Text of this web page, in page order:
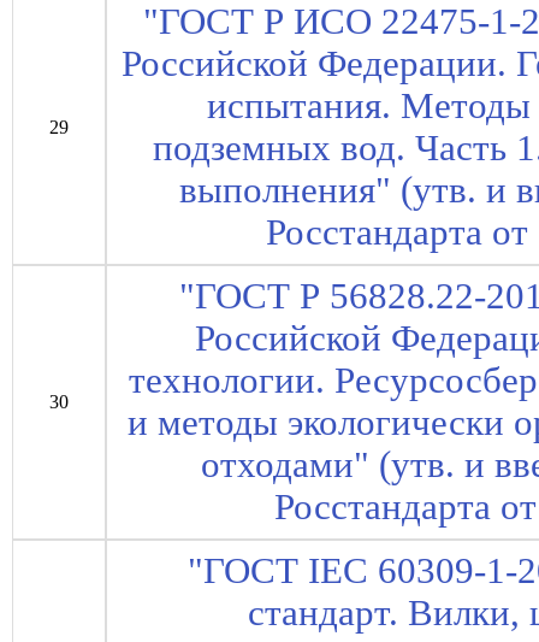
29
"ГОСТ Р ИСО 22475-1-
Российской Федерации.
испытания. Методы
подземных вод. Часть
выполнения" (утв. и
Росстандарта
30
"ГОСТ Р 56828.22-
Российской
технологии.
и методы экологически
отходами" (утв. и
Росстандарта
"ГОСТ IEC 60309-1-
стандарт. Вилки,